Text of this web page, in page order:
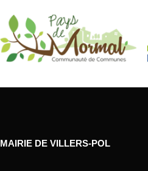
MAIRIE DE VILLERS-POL